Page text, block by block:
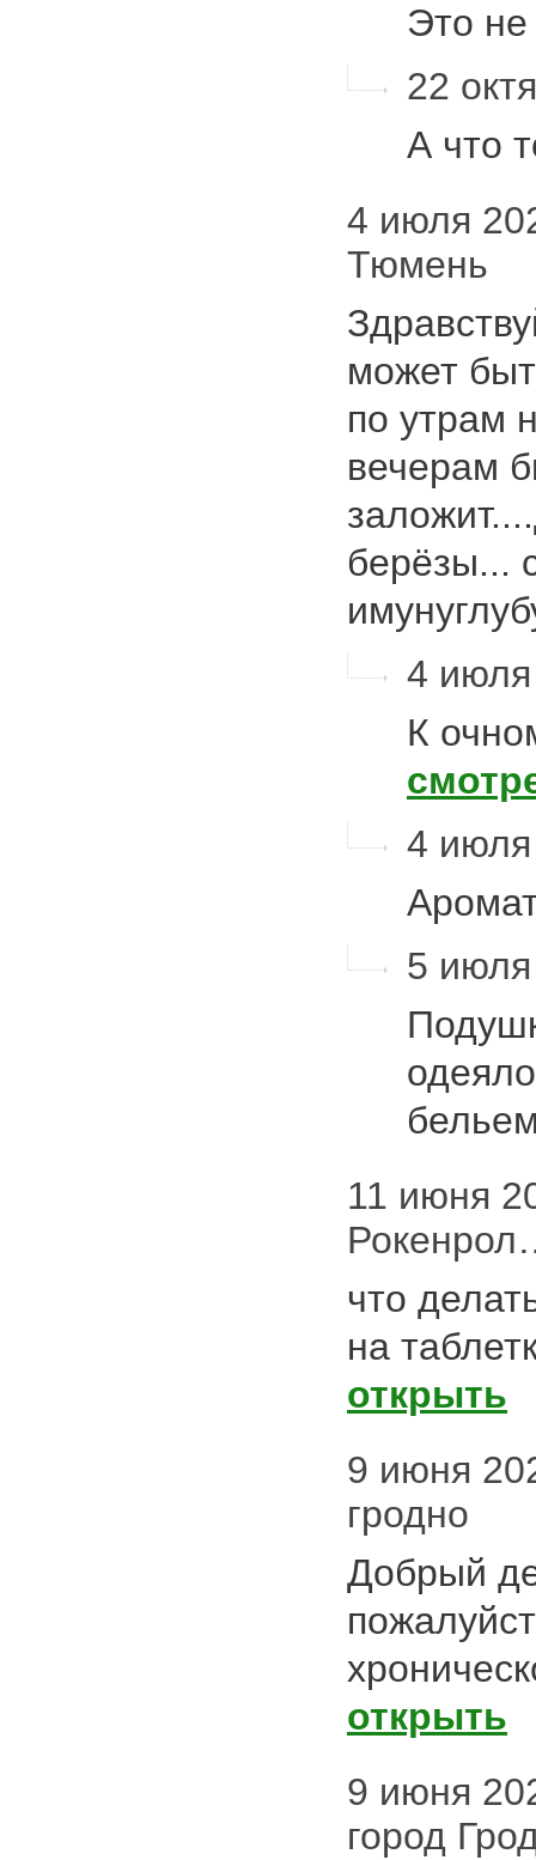
Это
22
А что
4 июля
Тюмень
может
по утрам
вечерам
берёзы...
4
К
4 июля
5
11 июня
что
на
открыть
9 июня
гродно
Добрый
открыть
9 июня
город